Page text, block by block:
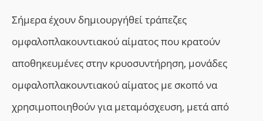
Σήμερα έχουν δημιουργήθείτράπεζες
ομφαλοπλακουντιακού αίματος που κρατούν
αποθηκευμένες στην κρυοσυντήρηση, μονάδες
ομφαλοπλακουντιακού αίματος με σκοπό να
χρησιμοποιηθούν για μεταμόσχευση, μετά από